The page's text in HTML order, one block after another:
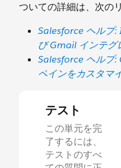
ついての詳細は、次の
Salesforce ヘルプ
び Gmail インテグ
Salesforce ヘルプ
ペインをカスタマ